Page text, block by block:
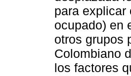
para explicar
ocupado) en
otros grupos
Colombiano
los factores